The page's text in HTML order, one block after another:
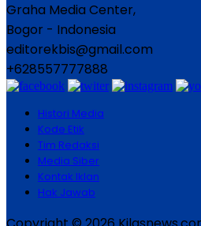
Graha Media Center,
Bogor - Indonesia
editorekbis@gmail.com
+628557777888
Histori Media
Kode Etik
Tim Redaksi
Media Siber
Kontak Iklan
Hak Jawab